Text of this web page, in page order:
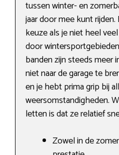
tussen winter- en
jaar door mee kunt
keuze als je niet heel
door
banden zijn steeds meer
niet naar de garage te
en je hebt prima grip bij
weersomstandigheden.
letten is dat ze relatief
Zowel in de